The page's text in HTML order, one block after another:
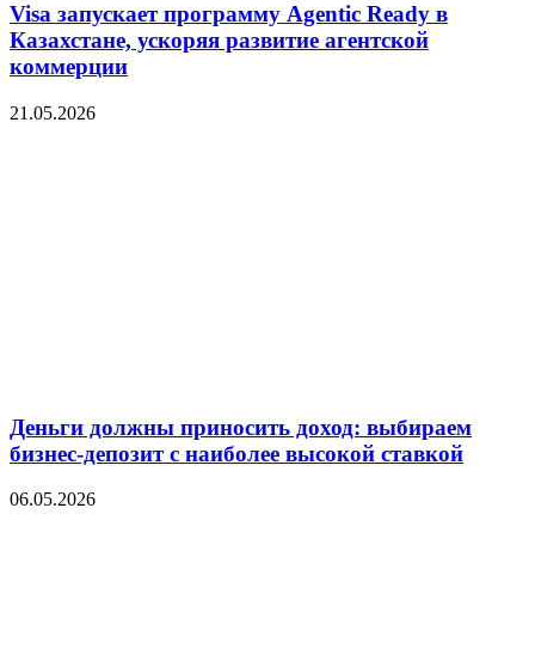
Visa запускает программу Agentic Ready в
Казахстане, ускоряя развитие агентской
коммерции
21.05.2026
Деньги должны приносить доход: выбираем
бизнес-депозит с наиболее высокой ставкой
06.05.2026